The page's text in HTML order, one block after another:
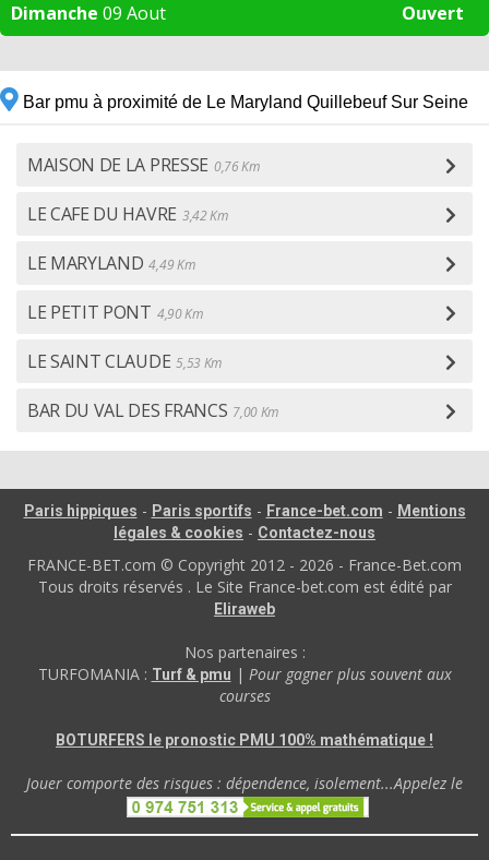
Dimanche 09 Aout Ouvert
Bar pmu à proximité de Le Maryland Quillebeuf Sur Seine
MAISON DE LA PRESSE 0,76 Km
LE CAFE DU HAVRE 3,42 Km
LE MARYLAND 4,49 Km
LE PETIT PONT 4,90 Km
LE SAINT CLAUDE 5,53 Km
BAR DU VAL DES FRANCS 7,00 Km
Paris hippiques - Paris sportifs - France-bet.com - Mentions
légales & cookies - Contactez-nous
FRANCE-BET.com © Copyright 2012 - 2026 - France-Bet.com
Tous droits réservés . Le Site France-bet.com est édité par
Eliraweb
Nos partenaires :
TURFOMANIA : Turf & pmu | Pour gagner plus souvent aux
courses
BOTURFERS le pronostic PMU 100% mathématique !
Jouer comporte des risques : dépendence, isolement...Appelez le